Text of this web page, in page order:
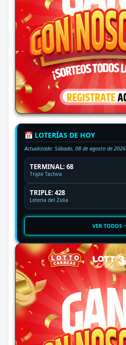
📅 LOTERÍAS DE HOY
Actualizado: Sábado, 08 de agosto de 2026
TERMINAL: 68
Triple Tachira
TRIPLE: 428
Loteria del Zulia
VER TODOS